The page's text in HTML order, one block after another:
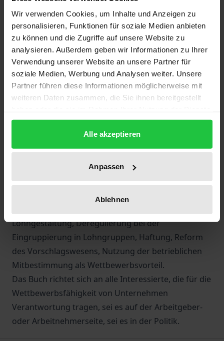
Wir verwenden Cookies, um Inhalte und Anzeigen zu
personalisieren, Funktionen für soziale Medien anbieten
zu können und die Zugriffe auf unsere Website zu
analysieren. Außerdem geben wir Informationen zu Ihrer
Verwendung unserer Website an unsere Partner für
soziale Medien, Werbung und Analysen weiter. Unsere
Partner führen diese Informationen möglicherweise mit
weiteren Daten zusammen, die Sie ihnen bereitgestellt
gesammelt haben.
Alle akzeptieren
Anpassen
Ablehnen
Die Krise am Arbeitsmarkt läßt sich nur bewältigen,
wenn Deutschland seine Wettbewerbsfähigkeit auch
als Produktionsstandort zurückgewinnt. Die nötigen
Produktivitätssteigerungen lassen sich unter
anderem durch eine »schlanke« Produktion
erreichen, deren wesentliches Element die
Umsetzung. Er diskutiert den geeigneten Mix von
Tarifvertrag, Betriebsvereinbarung und
Arbeitsvertrag und stellt praxistaugliche
Lösungsvorschläge für Einzelprobleme vor:
Zusammensetzung der Gruppe, Gruppensprecher,
Lohngestaltung, Deregulierung bei der
Eingruppierung in Lohngruppen, Haftung, Reform
des Vorschlagswesens, Nutzung der betrieblichen
Mitbestimmung als Wettbewerbsvorteil.
Das Buch richtet sich an alle Interessierte, die für die
Wettbewerbsfähigkeit von Unternehmen
Verantwortung tragen, sei es auf der Arbeitgeber-
oder Arbeitnehmerseite, sei es in der Politik.